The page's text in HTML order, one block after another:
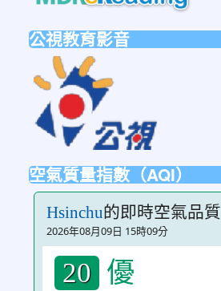
公視教育影音
空氣質量指數（AQI）
Hsinchu的即時空氣品質
2026年08月09日 15時09分
20 優